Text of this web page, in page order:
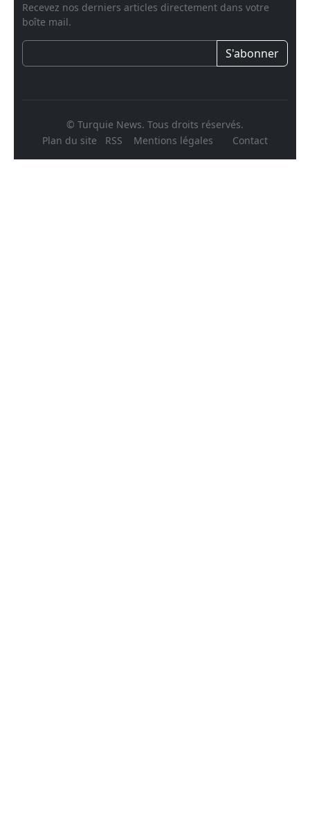
Recevez nos derniers articles directement dans votre
boîte mail.
S'abonner
© Turquie News. Tous droits réservés.
Plan du site
RSS Mentions légales Contact